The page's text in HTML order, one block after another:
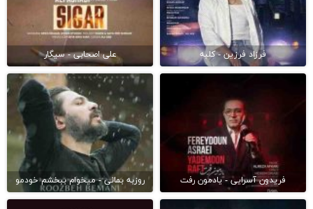
فرزاد فرزین - کلبه علی اصحابی - سیگار
فریدون آسرایی - یادمون رفت روزبه بمانی - میخوام ببخشم خودمو